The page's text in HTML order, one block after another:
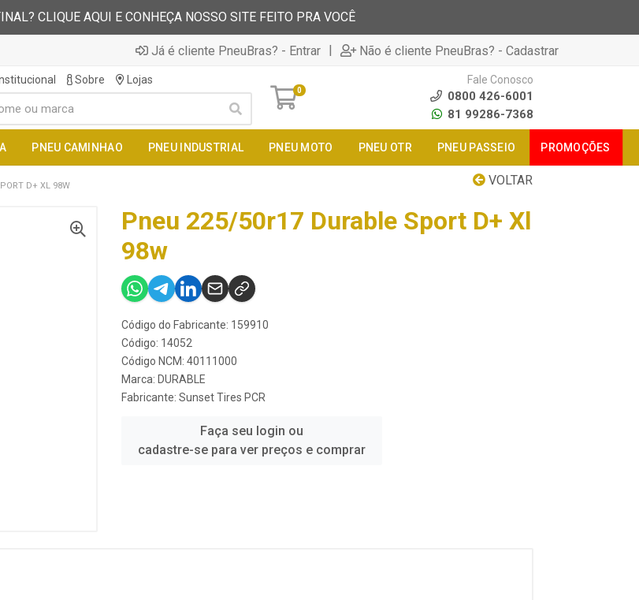
CLIQUE AQUI E CONHEÇA NOSSO SITE FEITO PRA VOCÊ
Já é cliente PneuBras? - Entrar | Não é cliente PneuBras? - Cadastrar
Sobre Lojas
0
Fale Conosco
0800 426-6001
81 99286-7368
PNEU CAMINHAO PNEU INDUSTRIAL PNEU MOTO PNEU OTR PNEU PASSEIO PROMOÇÕES
VOLTAR
D+ XL 98W
Pneu 225/50r17 Durable Sport D+ Xl
98w
Código do Fabricante: 159910
Código: 14052
Código NCM: 40111000
Marca: DURABLE
Fabricante: Sunset Tires PCR
Faça seu login ou
cadastre-se para ver preços e comprar